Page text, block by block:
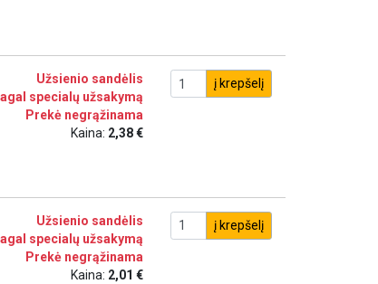
Užsienio sandėlis
specialų užsakymą
Prekė negrąžinama
Kaina: 2,38 €
į krepšelį
Užsienio sandėlis
specialų užsakymą
Prekė negrąžinama
Kaina: 2,01 €
į krepšelį